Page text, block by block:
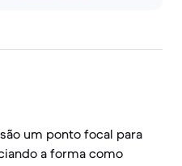
um ponto focal para
a forma como